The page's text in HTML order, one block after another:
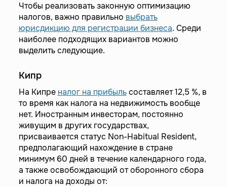
Чтобы реализовать законную оптимизацию
налогов, важно правильно выбрать
юрисдикцию для регистрации бизнеса. Среди
наиболее подходящих вариантов можно
выделить следующие.
Кипр
На Кипре налог на прибыльсоставляет 12,5 %, в
то время как налога на недвижимость вообще
нет. Иностранным инвесторам, постоянно
живущим в других государствах,
присваивается статус Non-Habitual Resident,
предполагающий нахождение в стране
минимум 60 дней в течение календарного года,
а также освобождающий от оборонного сбора
и налога на доходы от: